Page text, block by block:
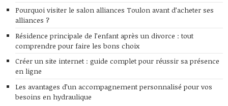
Pourquoi visiter le salon alliances Toulon avant d’acheter ses
alliances ?
Résidence principale de l’enfant après un divorce : tout
comprendre pour faire les bons choix
Créer un site internet : guide complet pour réussir sa présence
en ligne
Les avantages d’un accompagnement personnalisé pour vos
besoins en hydraulique